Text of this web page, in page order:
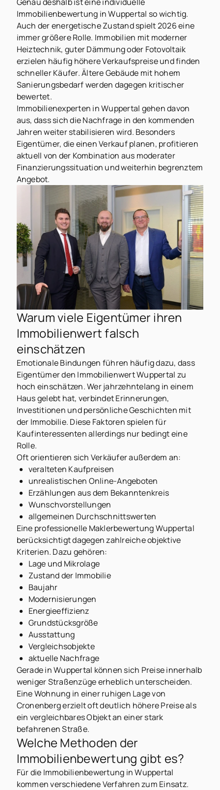
Immobilienbewertung in Wuppertal so wichtig.
Auch der energetische Zustand spielt 2026 eine
immer größere Rolle. Immobilien mit moderner
Heiztechnik, guter Dämmung oder Fotovoltaik
erzielen häufig höhere Verkaufspreise und finden
schneller Käufer. Ältere Gebäude mit hohem
Sanierungsbedarf werden dagegen kritischer
bewertet.
Immobilienexperten in Wuppertal gehen davon
aus, dass sich die Nachfrage in den kommenden
Jahren weiter stabilisieren wird. Besonders
Eigentümer, die einen Verkauf planen, profitieren
aktuell von der Kombination aus moderater
Finanzierungssituation und weiterhin begrenztem
Angebot.
Warum viele Eigentümer ihren
Immobilienwert falsch
einschätzen
Emotionale Bindungen führen häufig dazu, dass
Eigentümer den Immobilienwert Wuppertal zu
hoch einschätzen. Wer jahrzehntelang in einem
Haus gelebt hat, verbindet Erinnerungen,
Investitionen und persönliche Geschichten mit
der Immobilie. Diese Faktoren spielen für
Kaufinteressenten allerdings nur bedingt eine
Rolle.
Oft orientieren sich Verkäufer außerdem an:
veralteten Kaufpreisen
unrealistischen Online-Angeboten
Erzählungen aus dem Bekanntenkreis
Wunschvorstellungen
allgemeinen Durchschnittswerten
Eine professionelle Maklerbewertung Wuppertal
berücksichtigt dagegen zahlreiche objektive
Kriterien. Dazu gehören:
Lage und Mikrolage
Zustand der Immobilie
Baujahr
Modernisierungen
Energieeffizienz
Grundstücksgröße
Ausstattung
Vergleichsobjekte
aktuelle Nachfrage
Gerade in Wuppertal können sich Preise innerhalb
weniger Straßenzüge erheblich unterscheiden.
Eine Wohnung in einer ruhigen Lage von
Cronenberg erzielt oft deutlich höhere Preise als
ein vergleichbares Objekt an einer stark
befahrenen Straße.
Welche Methoden der
Immobilienbewertung gibt es?
Für die Immobilienbewertung in Wuppertal
kommen verschiedene Verfahren zum Einsatz.